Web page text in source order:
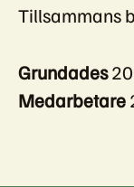
Tillsammans
Grundades
Medarbetare